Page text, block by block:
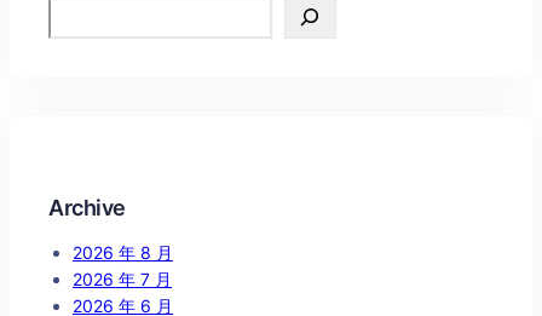
Archive
2026 年 8 月
2026 年 7 月
2026 年 6 月